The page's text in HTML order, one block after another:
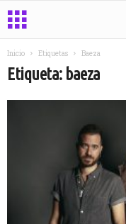
Inicio Etiquetas Baeza
Etiqueta: baeza